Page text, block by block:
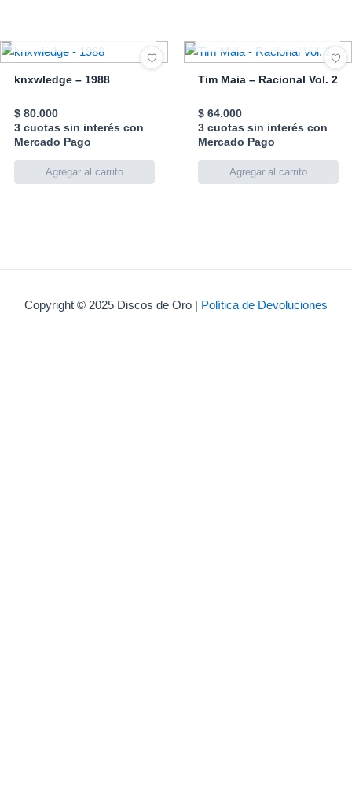
knxwledge – 1988
$80.000
3 cuotas sin interés con
Mercado Pago
Tim Maia – Racional Vol. 2
$64.000
3 cuotas sin interés con
Mercado Pago
Copyright © 2025 Discos de Oro | Política de Devoluciones